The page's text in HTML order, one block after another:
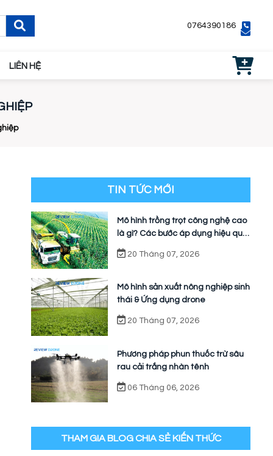
0764390186
LIÊN HỆ
TIN TỨC MỚI
Mô hình trồng trọt công nghệ cao
là gì? Các bước áp dụng hiệu quả
20 Tháng 07, 2026
Mô hình sản xuất nông nghiệp sinh
thái & Ứng dụng drone
20 Tháng 07, 2026
Phương pháp phun thuốc trừ sâu
rau cải trắng nhàn tênh
06 Tháng 06, 2026
THAM GIA BLOG CHIA SẺ KIẾN THỨC